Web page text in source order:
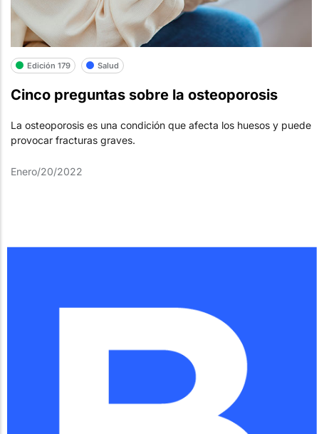
Edición 179 Salud
Cinco preguntas sobre la osteoporosis
La osteoporosis es una condición que afecta los huesos y puede
provocar fracturas graves.
Enero/20/2022